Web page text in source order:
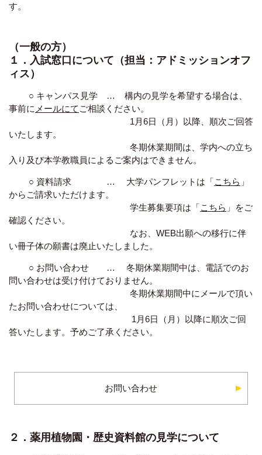
す。
（一般の方）
１．入試窓口について（担当：アドミッションオフ
ィス）
○ キャンパス見学 … 構内の見学を希望する場合は、
事前に メールにて ご相談ください。
1月6日（月）以降、順次ご回答
いたします。
冬期休業期間は、学内への立ち
入り及び本学教職員によるご案内はできません。
○ 資料請求 … 大学パンフレットは「こちら 」
からご請求いただけます。
学生募集要項は「こちら 」をご
確認ください。
なお、WEB出願への移行に伴
い冊子体の願書は廃止いたしました。
○ お問い合わせ … 冬期休業期間中は、電話でのお
問い合わせは受け付けておりません。
冬期休業期間中にメールで頂い
たお問い合わせについては、
1月6日（月）以降に順次ご回
答いたします。予めご了承ください。
お問い合わせ
２．薬用植物園・歴史資料館の見学について